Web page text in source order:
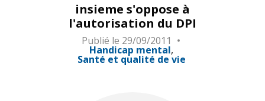
insieme s'oppose à
l'autorisation du DPI
Publié le 29/09/2011
Handicap mental
Santé et qualité de vie